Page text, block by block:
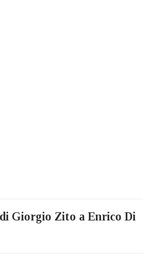
Giorgio Zito a Enrico Di